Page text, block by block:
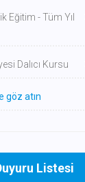
Eğitim - Tüm Yıl
Dalıcı Kursu
göz atın
Listesi